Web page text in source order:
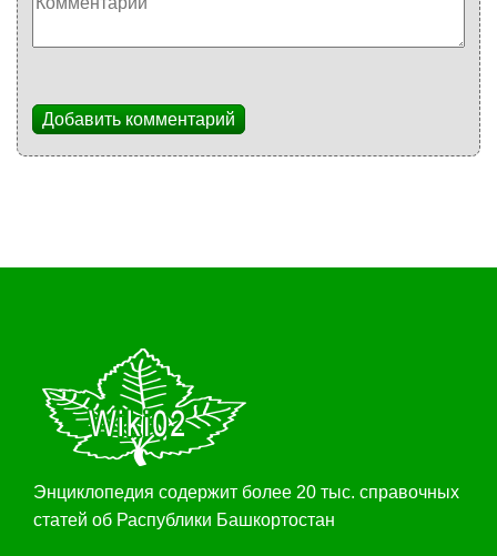
Добавить комментарий
Энциклопедия содержит более 20 тыс. справочных
статей об Распублики Башкортостан